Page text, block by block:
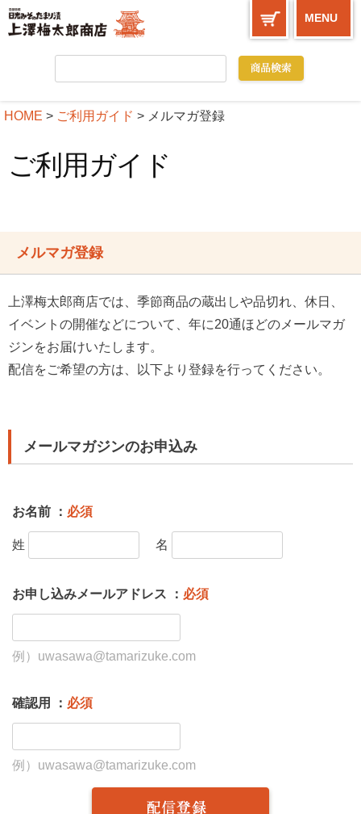
MENU
HOME ご利用ガイド メルマガ登録
ご利用ガイド
メルマガ登録
上澤梅太郎商店では、季節商品の蔵出しや品切れ、休日、
イベントの開催などについて、年に20通ほどのメールマガ
ジンをお届けいたします。
配信をご希望の方は、以下より登録を行ってください。
メールマガジンのお申込み
お名前 ： 必須
姓 名
お申し込みメールアドレス ： 必須
例）uwasawa@tamarizuke.com
確認用 ： 必須
例）uwasawa@tamarizuke.com